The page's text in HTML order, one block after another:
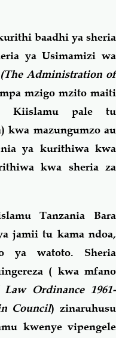
baadhi ya sheria
ya Usimamizi wa
(The Administration of
mzigo mzito maiti
Kiislamu pale tu
kwa mazungumzo au
ya kurithiwa kwa
kwa sheria za
Tanzania Bara
jamii tu kama ndoa,
ya watoto. Sheria
( kwa mfano
Ordinance 1961-
Council) zinaruhusu
kwenye vipengele